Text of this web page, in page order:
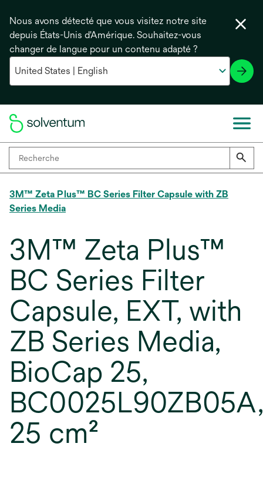
Nous avons détecté que vous visitez notre site
depuis États-Unis d'Amérique. Souhaitez-vous
changer de langue pour un contenu adapté ?
3M™ Zeta Plus™ BC Series Filter Capsule with ZB
Series Media
3M™ Zeta Plus™
BC Series Filter
Capsule, EXT, with
ZB Series Media,
BioCap 25,
BC0025L90ZB05A,
25 cm²